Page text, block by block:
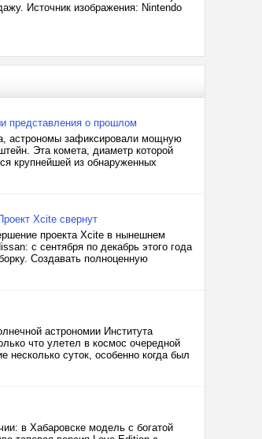
Источник изображения: Nintendo
представления о прошлом
астрономы зафиксировали мощную
Эта комета, диаметр которой
крупнейшей из обнаруженных
Xcite свернут
проекта Xcite в нынешнем
с сентября по декабрь этого года
Создавать полноценную
астрономии Института
что улетел в космос очередной
несколько суток, особенно когда был
в Хабаровске модель с богатой